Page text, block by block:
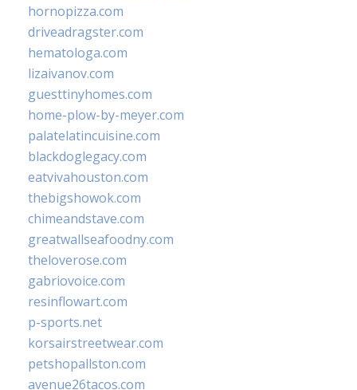
hornopizza.com
driveadragster.com
hematologa.com
lizaivanov.com
guesttinyhomes.com
home-plow-by-meyer.com
palatelatincuisine.com
blackdoglegacy.com
eatvivahouston.com
thebigshowok.com
chimeandstave.com
greatwallseafoodny.com
theloverose.com
gabriovoice.com
resinflowart.com
p-sports.net
korsairstreetwear.com
petshopallston.com
avenue26tacos.com